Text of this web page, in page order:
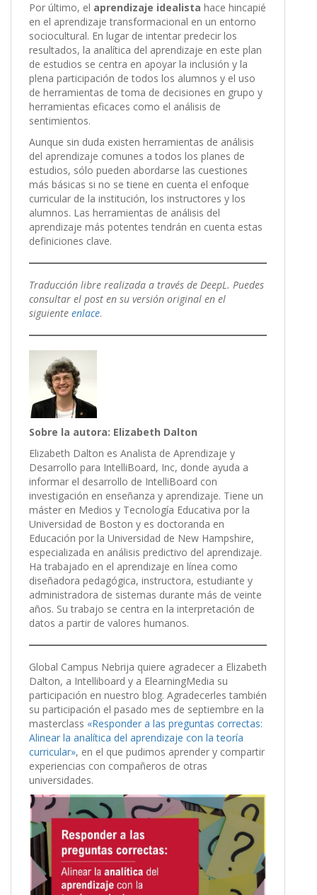
Por último, el aprendizaje idealista hace hincapié
en el aprendizaje transformacional en un entorno
sociocultural. En lugar de intentar predecir los
resultados, la analítica del aprendizaje en este plan
de estudios se centra en apoyar la inclusión y la
plena participación de todos los alumnos y el uso
de herramientas de toma de decisiones en grupo y
herramientas eficaces como el análisis de
sentimientos.
Aunque sin duda existen herramientas de análisis
del aprendizaje comunes a todos los planes de
estudios, sólo pueden abordarse las cuestiones
más básicas si no se tiene en cuenta el enfoque
curricular de la institución, los instructores y los
alumnos. Las herramientas de análisis del
aprendizaje más potentes tendrán en cuenta estas
definiciones clave.
Traducción libre realizada a través de DeepL. Puedes
consultar el post en su versión original en el
siguiente enlace.
Sobre la autora: Elizabeth Dalton
Elizabeth Dalton es Analista de Aprendizaje y
Desarrollo para IntelliBoard, Inc, donde ayuda a
informar el desarrollo de IntelliBoard con
investigación en enseñanza y aprendizaje. Tiene un
máster en Medios y Tecnología Educativa por la
Universidad de Boston y es doctoranda en
Educación por la Universidad de New Hampshire,
especializada en análisis predictivo del aprendizaje.
Ha trabajado en el aprendizaje en línea como
diseñadora pedagógica, instructora, estudiante y
administradora de sistemas durante más de veinte
años. Su trabajo se centra en la interpretación de
datos a partir de valores humanos.
Global Campus Nebrija quiere agradecer a Elizabeth
Dalton, a Intelliboard y a ElearningMedia su
participación en nuestro blog. Agradecerles también
su participación el pasado mes de septiembre en la
masterclass «Responder a las preguntas correctas:
Alinear la analítica del aprendizaje con la teoría
curricular», en el que pudimos aprender y compartir
experiencias con compañeros de otras
universidades.